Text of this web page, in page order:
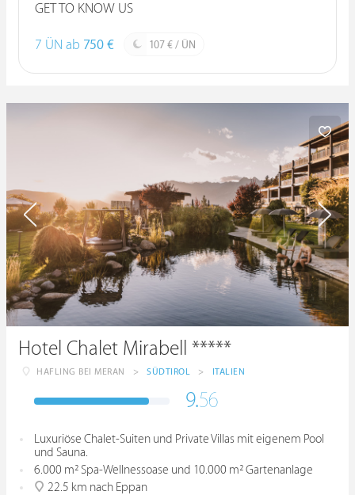
GET TO KNOW US
7 ÜN ab 750 € 107 € / ÜN
Hotel Chalet Mirabell *****
HAFLING BEI MERAN > SÜDTIROL > ITALIEN
9.56
Luxuriöse Chalet-Suiten und Private Villas mit eigenem Pool
und Sauna.
6.000 m² Spa-Wellnessoase und 10.000 m² Gartenanlage
22.5 km nach Eppan